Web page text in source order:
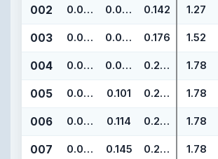
002 0.050 0.042 0.142 1.27
003 0.060 0.056 0.176 1.52
004 0.070 0.070 0.210 1.78
005 0.070 0.101 0.241 1.78
006 0.070 0.114 0.254 1.78
007 0.070 0.145 0.285 1.78